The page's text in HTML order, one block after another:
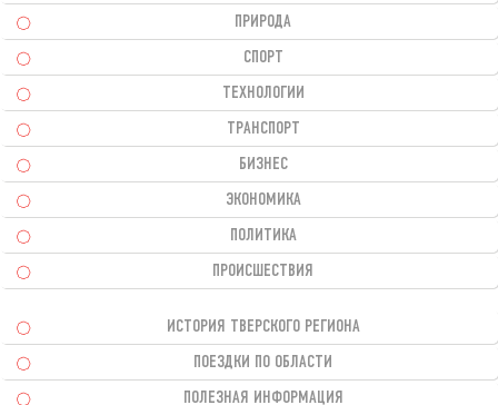
ПРИРОДА
СПОРТ
ТЕХНОЛОГИИ
ТРАНСПОРТ
БИЗНЕС
ЭКОНОМИКА
ПОЛИТИКА
ПРОИСШЕСТВИЯ
ИСТОРИЯ ТВЕРСКОГО РЕГИОНА
ПОЕЗДКИ ПО ОБЛАСТИ
ПОЛЕЗНАЯ ИНФОРМАЦИЯ